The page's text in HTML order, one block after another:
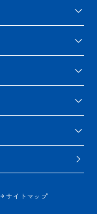
サイトマップ